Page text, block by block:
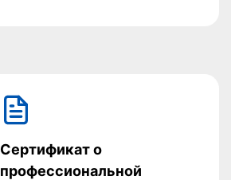
Сертификат о
профессиональной